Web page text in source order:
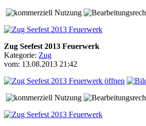
Zug Seefest 2013 Feuerwerk
Kategorie: Zug
vom: 13.08.2013 21:42